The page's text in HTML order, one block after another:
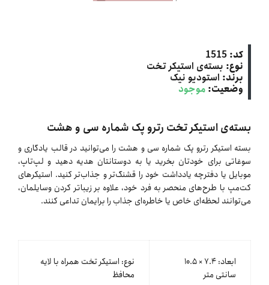
کد: 1515
نوع: بسته‌ی استیکر تخت
برند: استودیو نیک
وضعیت: موجود
بسته‌ی استیکر تخت رترو پک شماره سی و هشت
بسته استیکر رترو پک شماره سی و هشت را می‌توانید در قالب یادگاری و
سوغاتی برای خودتان بخرید یا به دوستانتان هدیه دهید و لپ‌تاپ،
موبایل یا دفترچه یادداشت خود را قشنگ‌تر و جذاب‌تر کنید. استیکرهای
کت‌مپ با طرح‌های منحصر به فرد خود، علاوه بر زیباتر کردن وسایلمان،
می‌توانند لحظه‌ای خاص یا خاطره‌ای جذاب را برایمان تداعی کنند.
ابعاد: ۷.۴ × ۱۰.۵
سانتی متر
نوع: استیکر تخت همراه با لایه
محافظ